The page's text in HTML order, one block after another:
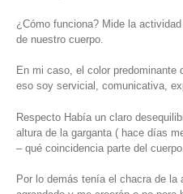
¿Cómo funciona? Mide la
de nuestro cuerpo.
En mi caso, el color predominante
eso soy servicial, comunicativa,
Respecto Había un claro
altura de la garganta ( hace días
– qué coincidencia parte del cuerpo.
Por lo demás tenía el chacra de la